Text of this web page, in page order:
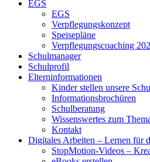
EGS
EGS
Verpflegungskonzept
Speisepläne
Verpflegungscoaching
Schulmanager
Schulprofil
Elterninformationen
Kinder stellen unsere
Informationsbrochüren
Schulberatung
Wissenswertes zum
Kontakt
Digitales Arbeiten – Lernen für
StopMotion-Videos –